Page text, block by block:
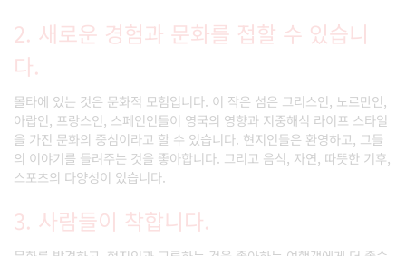
2. 새로운 경험과 문화를 접할 수 있습니
다.
몰타에 있는 것은 문화적 모험입니다. 이 작은 섬은 그리스인, 노르만인,
아랍인, 프랑스인, 스페인인들이 영국의 영향과 지중해식 라이프 스타일
을 가진 문화의 중심이라고 할 수 있습니다. 현지인들은 환영하고, 그들
의 이야기를 들려주는 것을 좋아합니다. 그리고 음식, 자연, 따뜻한 기후,
스포츠의 다양성이 있습니다.
3. 사람들이 착합니다.